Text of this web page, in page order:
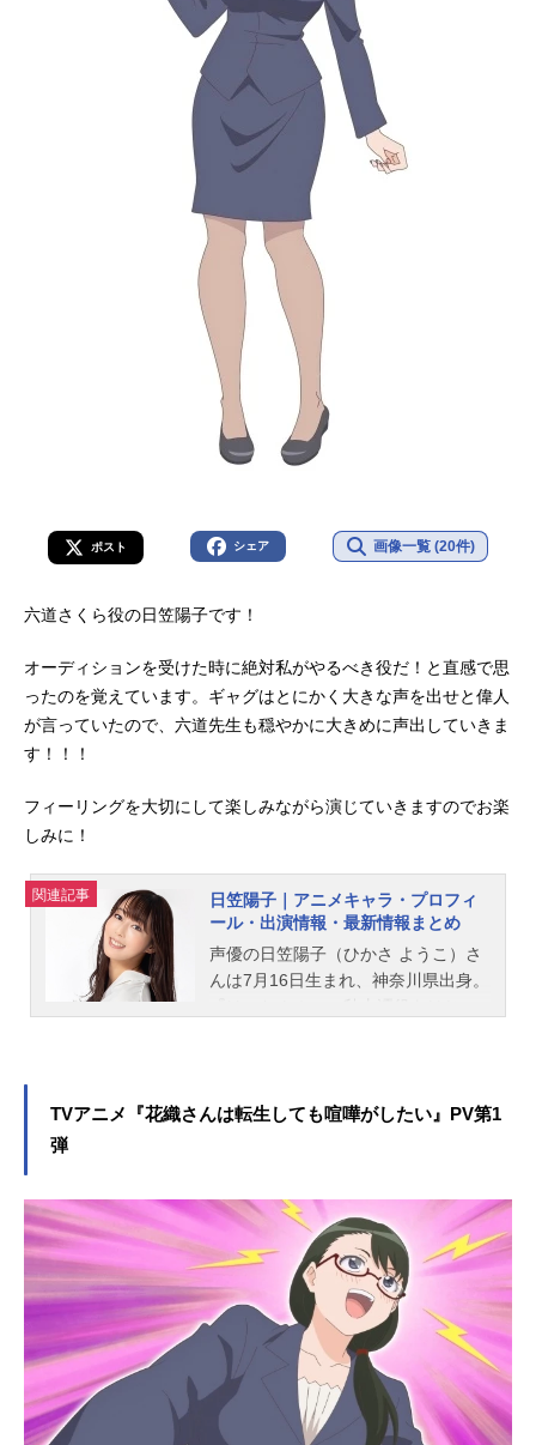
ポスト シェア 画像一覧 (20件)
六道さくら役の日笠陽子です！
オーディションを受けた時に絶対私がやるべき役だ！と直感で思
ったのを覚えています。ギャグはとにかく大きな声を出せと偉人
が言っていたので、六道先生も穏やかに大きめに声出していきま
す！！！
フィーリングを大切にして楽しみながら演じていきますのでお楽
しみに！
関連記事
日笠陽子｜アニメキャラ・プロフィ
ール・出演情報・最新情報まとめ
声優の日笠陽子（ひかさ ようこ）さ
んは7月16日生まれ、神奈川県出身。
演じています。こちらでは、日笠陽
TVアニメ『花織さんは転生しても喧嘩がしたい』PV第1
弾